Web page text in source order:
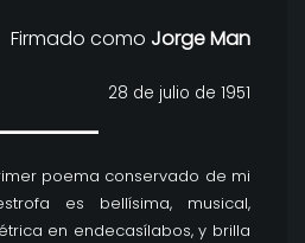
Firmado como Jorge Man
28 de julio de 1951
poema conservado de mi
es bellísima, musical,
en endecasílabos, y brilla